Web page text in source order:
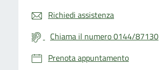
Richiedi assistenza
Chiama il numero 0144/87130
Prenota appuntamento